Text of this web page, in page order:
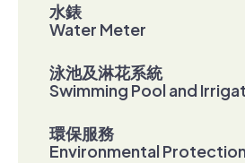
水錶
Water Meter
泳池及淋花系統
Swimming Pool and
環保服務
Environmental